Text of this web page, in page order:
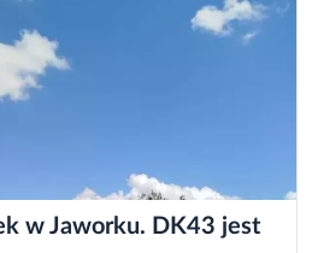
w Jaworku. DK43 jest